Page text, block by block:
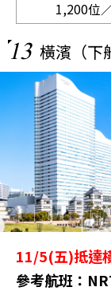
1,200位
13 橫濱（下
11/5(五)抵達
參考航班：